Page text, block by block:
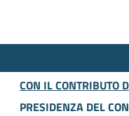
CON IL CONTRIBUTO
PRESIDENZA DEL